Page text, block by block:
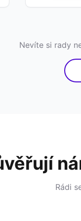
Nevíte si rady
Rádi